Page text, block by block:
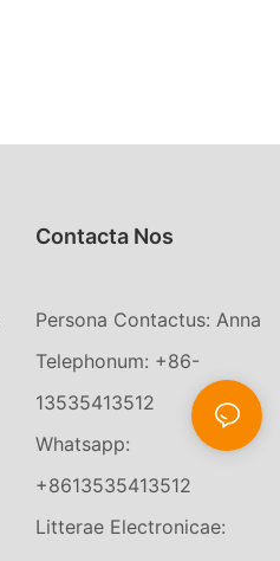
Contacta Nos
Persona Contactus: Anna
Telephonum: +86-
13535413512
Whatsapp:
+8613535413512
Litterae Electronicae: